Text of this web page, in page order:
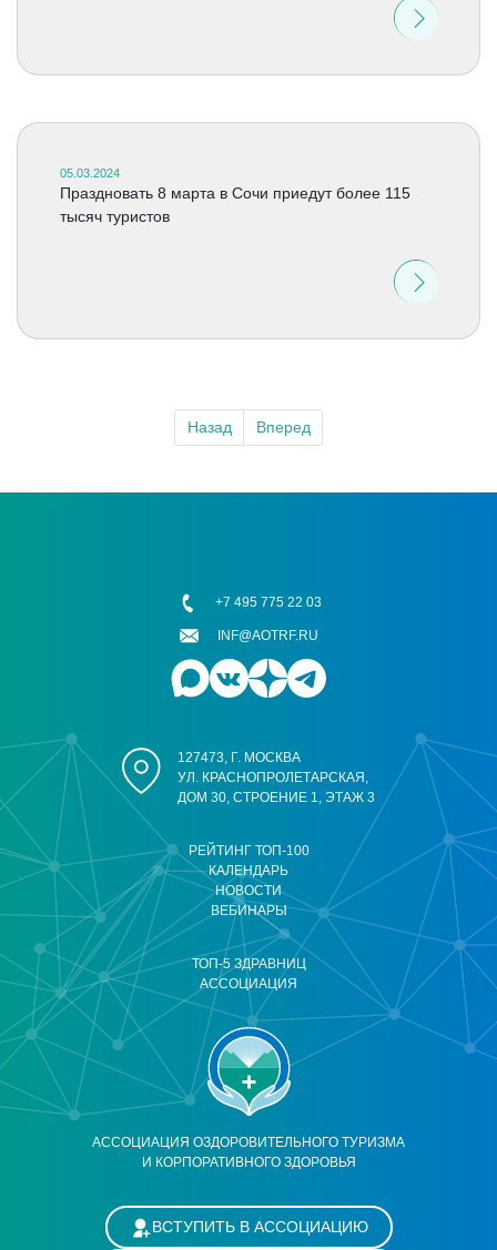
05.03.2024
Праздновать 8 марта в Сочи приедут более 115
тысяч туристов
Назад Вперед
АССОЦИАЦИЯ ОЗДОРОВИТЕЛЬНОГО ТУРИЗМА
И КОРПОРАТИВНОГО ЗДОРОВЬЯ
РЕЙТИНГ ТОП-100
КАЛЕНДАРЬ
НОВОСТИ
ВЕБИНАРЫ
ТОП-5 ЗДРАВНИЦ
АССОЦИАЦИЯ
127473, Г. МОСКВА
УЛ. КРАСНОПРОЛЕТАРСКАЯ,
ДОМ 30, СТРОЕНИЕ 1, ЭТАЖ 3
+7 495 775 22 03
INF@AOTRF.RU
ВСТУПИТЬ В АССОЦИАЦИЮ